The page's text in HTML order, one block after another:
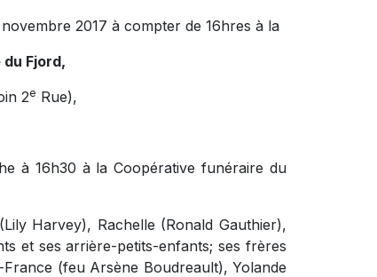
2017 à compter de 16hres à la
Fjord,
2e Rue),
à 16h30 à la Coopérative funéraire du
Harvey), Rachelle (Ronald Gauthier),
et ses arrière-petits-enfants; ses frères
(feu Arsène Boudreault), Yolande